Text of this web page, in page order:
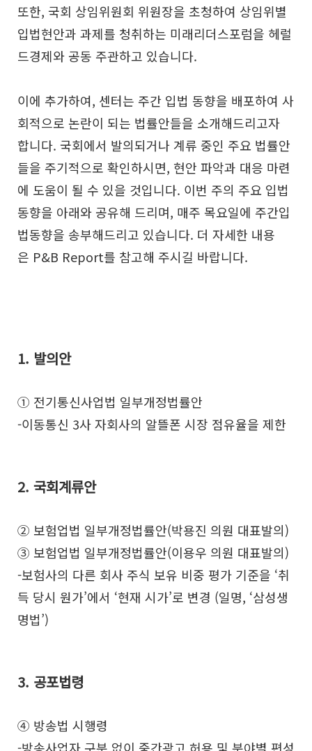
또한, 국회 상임위원회 위원장을 초청하여 상임위별
입법현안과 과제를 청취하는 미래리더스포럼을 헤럴
드경제와 공동 주관하고 있습니다.
이에 추가하여, 센터는 주간 입법 동향을 배포하여 사
회적으로 논란이 되는 법률안들을 소개해드리고자
합니다. 국회에서 발의되거나 계류 중인 주요 법률안
들을 주기적으로 확인하시면, 현안 파악과 대응 마련
에 도움이 될 수 있을 것입니다. 이번 주의 주요 입법
동향을 아래와 공유해 드리며, 매주 목요일에 주간입
법동향을 송부해드리고 있습니다. 더 자세한 내용
은 P&B Report를 참고해 주시길 바랍니다.
1. 발의안
① 전기통신사업법 일부개정법률안
-이동통신 3사 자회사의 알뜰폰 시장 점유율을 제한
2. 국회계류안
② 보험업법 일부개정법률안(박용진 의원 대표발의)
③ 보험업법 일부개정법률안(이용우 의원 대표발의)
-보험사의 다른 회사 주식 보유 비중 평가 기준을 ‘취
득 당시 원가’에서 ‘현재 시가’로 변경 (일명, ‘삼성생
명법’)
3. 공포법령
④ 방송법 시행령